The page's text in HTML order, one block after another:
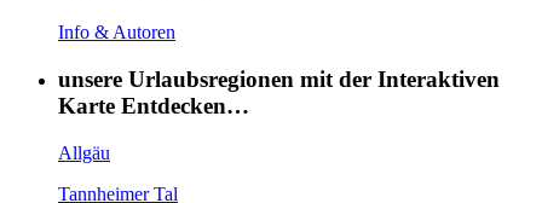
Info & Autoren
unsere Urlaubsregionen mit der Interaktiven
Karte Entdecken…
Allgäu
Tannheimer Tal